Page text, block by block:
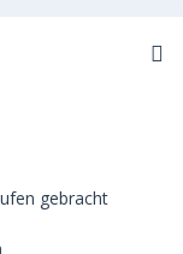
gebracht